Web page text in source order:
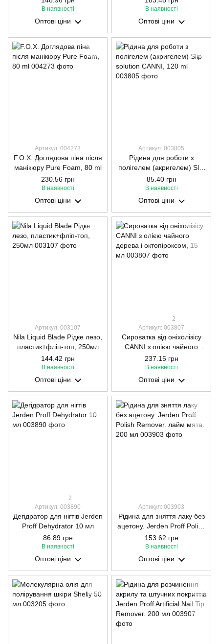
В наявності
Оптові ціни
В наявності
Оптові ціни
Артикул: 004273
F.O.X. Доглядова піна після
манікюру Pure Foam, 80 ml
230.56 грн
В наявності
Оптові ціни
Артикул: 003805
Рідина для роботи з
полігелем (акригелем) Slip
solution CANNI, 120 ml
85.40 грн
В наявності
Оптові ціни
Артикул: 003107
Nila Liquid Blade Рідке лезо,
пластик+фліп-топ, 250мл
144.42 грн
В наявності
Оптові ціни
2
Артикул: 003807
Сироватка від оніхолізісу
CANNI з олією чайного
дерева і октопіроксом, 15
мл
237.15 грн
В наявності
Оптові ціни
2
Артикул: 003890
Дегідратор для нігтів Jerden
Proff Dehydrator 10 мл
86.89 грн
В наявності
Оптові ціни
Артикул: 003903
Рідина для зняття лаку без
ацетону. Jerden Proff Polish
Remover. лайм мята. 200
мл
153.62 грн
В наявності
Оптові ціни